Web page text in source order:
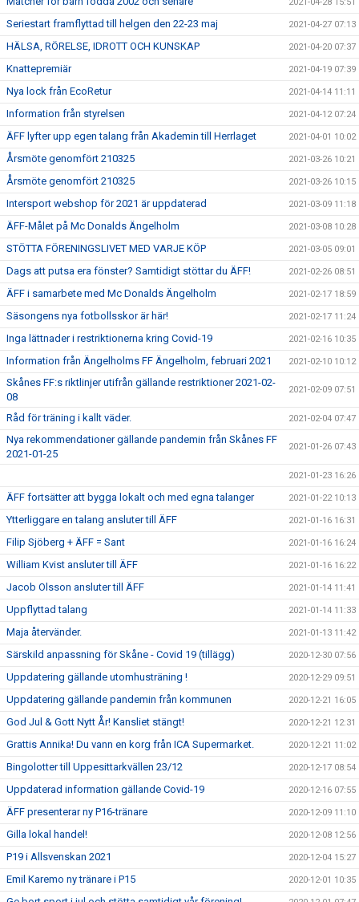
Seriestart framflyttad till helgen den 22-23 maj 2021-04-27 07:13
HÄLSA, RÖRELSE, IDROTT OCH KUNSKAP 2021-04-20 07:37
Knattepremiär 2021-04-19 07:39
Nya lock från EcoRetur 2021-04-14 11:11
Information från styrelsen 2021-04-12 07:24
ÄFF lyfter upp egen talang från Akademin till Herrlaget 2021-04-01 10:02
Årsmöte genomfört 210325 2021-03-26 10:21
Årsmöte genomfört 210325 2021-03-26 10:15
Intersport webshop för 2021 är uppdaterad 2021-03-09 11:18
ÄFF-Målet på Mc Donalds Ängelholm 2021-03-08 10:28
STÖTTA FÖRENINGSLIVET MED VARJE KÖP 2021-03-05 09:01
Dags att putsa era fönster? Samtidigt stöttar du ÄFF! 2021-02-26 08:51
ÄFF i samarbete med Mc Donalds Ängelholm 2021-02-17 18:59
Säsongens nya fotbollsskor är här! 2021-02-17 11:24
Inga lättnader i restriktionerna kring Covid-19 2021-02-16 10:35
Information från Ängelholms FF Ängelholm, februari 2021 2021-02-10 10:12
Skånes FF:s riktlinjer utifrån gällande restriktioner 2021-02-
08
2021-02-09 07:51
Råd för träning i kallt väder. 2021-02-04 07:47
Nya rekommendationer gällande pandemin från Skånes FF
2021-01-25
2021-01-26 07:43
2021-01-23 16:26
ÄFF fortsätter att bygga lokalt och med egna talanger 2021-01-22 10:13
Ytterliggare en talang ansluter till ÄFF 2021-01-16 16:31
Filip Sjöberg + ÄFF = Sant 2021-01-16 16:24
William Kvist ansluter till ÄFF 2021-01-16 16:22
Jacob Olsson ansluter till ÄFF 2021-01-14 11:41
Uppflyttad talang 2021-01-14 11:33
Maja återvänder. 2021-01-13 11:42
Särskild anpassning för Skåne - Covid 19 (tillägg) 2020-12-30 07:56
Uppdatering gällande utomhusträning ! 2020-12-29 09:51
Uppdatering gällande pandemin från kommunen 2020-12-21 16:05
God Jul & Gott Nytt År! Kansliet stängt! 2020-12-21 12:31
Grattis Annika! Du vann en korg från ICA Supermarket. 2020-12-21 11:02
Bingolotter till Uppesittarkvällen 23/12 2020-12-17 08:54
Uppdaterad information gällande Covid-19 2020-12-16 07:55
ÄFF presenterar ny P16-tränare 2020-12-09 11:10
Gilla lokal handel! 2020-12-08 12:56
P19 i Allsvenskan 2021 2020-12-04 15:27
Emil Karemo ny tränare i P15 2020-12-01 10:35